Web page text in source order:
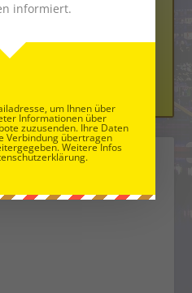
verpflichtet
informiert.
um Ihnen über
Informationen über
zuzusenden. Ihre Daten
Verbindung übertragen
Weitere Infos